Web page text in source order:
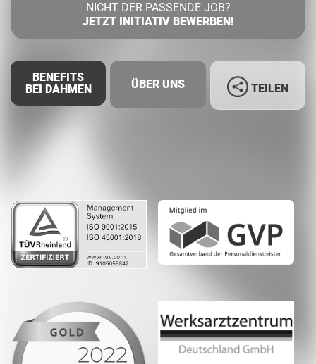
NICHT DER PASSENDE JOB?
JETZT INITIATIV BEWERBEN!
BENEFITS
BEI DAHMEN
ÜBER UNS TEILEN